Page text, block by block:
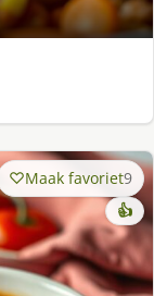
Maak favoriet9
👍